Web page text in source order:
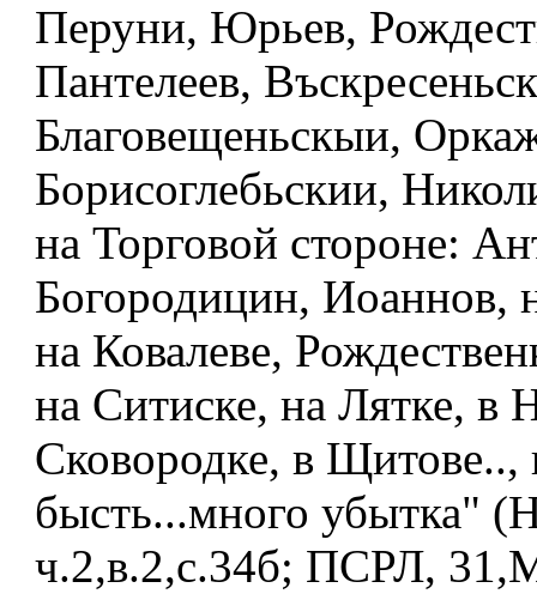
Перуни, Юрьев,
Пантелеев,
Благовещеньскыи,
Борисоглебьскии,
на Торговой стороне:
Богородицин, Иоаннов,
на Ковалеве,
на Ситиске, на Лятке, в
Сковородке, в Щитове..,
бысть...много убытка"
ч.2,в.2,с.34б; ПСРЛ,